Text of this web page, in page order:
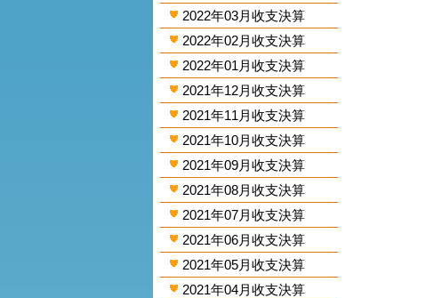
2022年03月收支決算
2022年02月收支決算
2022年01月收支決算
2021年12月收支決算
2021年11月收支決算
2021年10月收支決算
2021年09月收支決算
2021年08月收支決算
2021年07月收支決算
2021年06月收支決算
2021年05月收支決算
2021年04月收支決算